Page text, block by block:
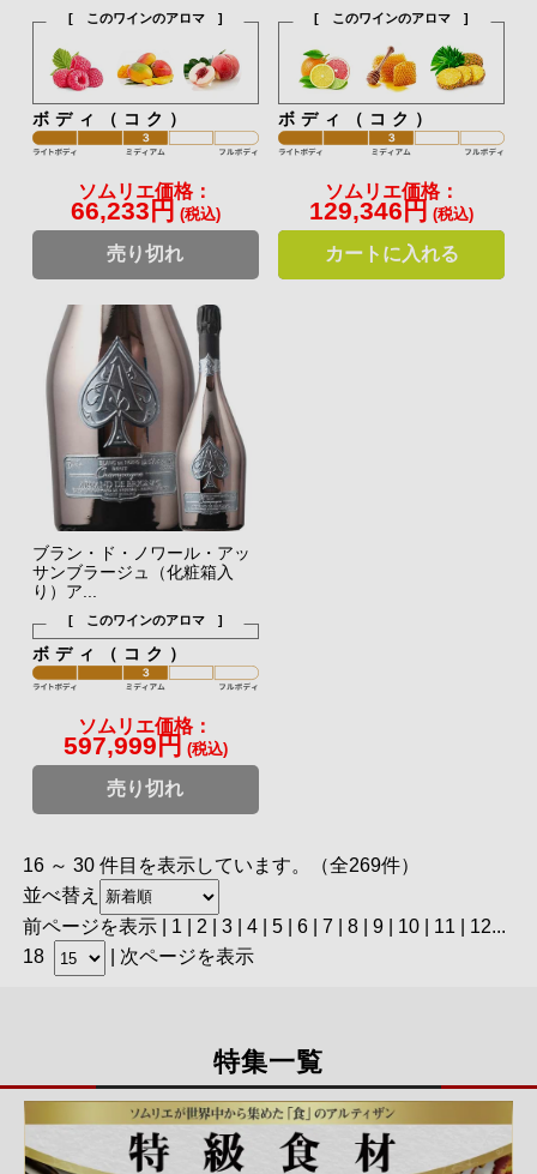
[ このワインのアロマ ]
ボディ（コク）
ソムリエ価格：
66,233円 (税込)
売り切れ
[ このワインのアロマ ]
ボディ（コク）
ソムリエ価格：
129,346円 (税込)
カートに入れる
ブラン・ド・ノワール・アッ
サンブラージュ（化粧箱入
り）ア...
[ このワインのアロマ ]
ボディ（コク）
ソムリエ価格：
597,999円 (税込)
売り切れ
16 ～ 30 件目を表示しています。（全269件）
並べ替え
前ページを表示| 1 | 2 | 3| 4| 5| 6| 7 8| 9| 10| 11 12...
18
次ページを表示
特集一覧